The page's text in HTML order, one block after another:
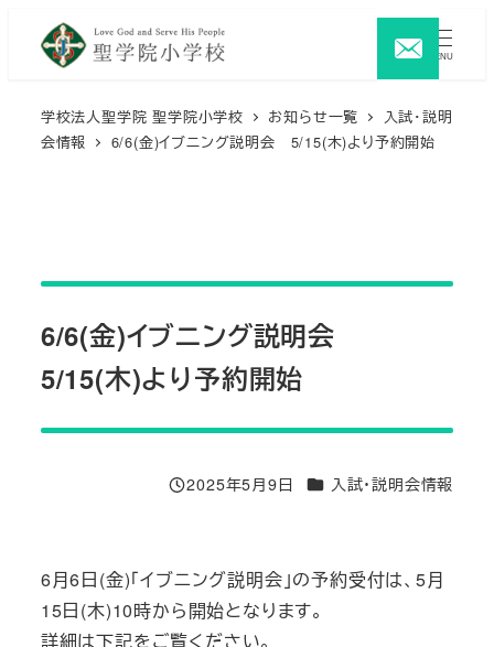
MENU
学校法人聖学院 聖学院小学校 お知らせ一覧
入試・説明
会情報
6/6(金)イブニング説明会 5/15(木)より予約開始
6/6(金)イブニング説明会
5/15(木)より予約開始
投稿日
2025年5月9日 カテゴリー
入試・説明会情報
6月6日(金)「イブニング説明会」の予約受付は、5月
15日(木)10時から開始となります。
詳細は下記をご覧ください。